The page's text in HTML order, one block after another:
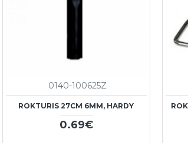
0140-100625Z
ROKTURIS 27CM 6MM, HARDY
0.69€